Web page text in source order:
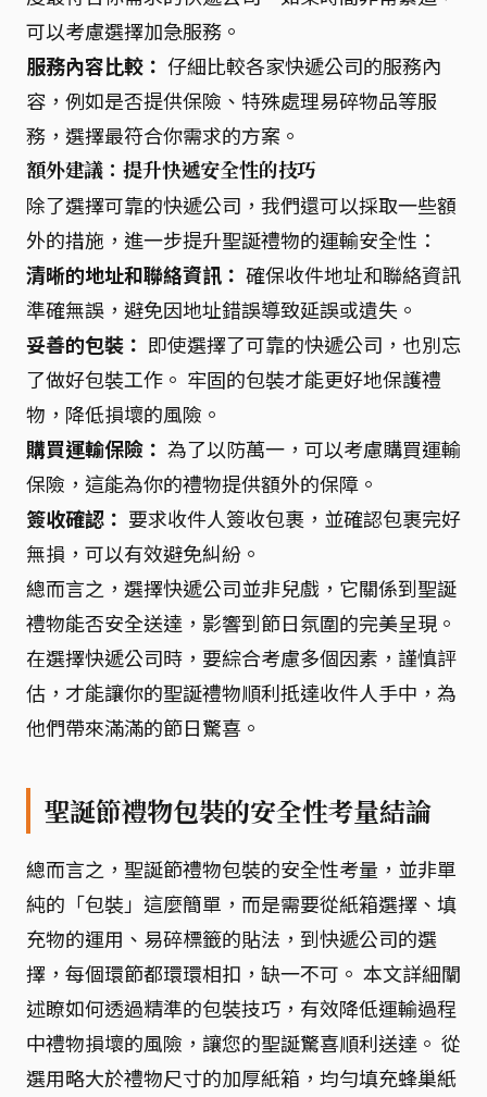
可以考慮選擇加急服務。
服務內容比較： 仔細比較各家快遞公司的服務內
容，例如是否提供保險、特殊處理易碎物品等服
務，選擇最符合你需求的方案。
額外建議：提升快遞安全性的技巧
除了選擇可靠的快遞公司，我們還可以採取一些額
外的措施，進一步提升聖誕禮物的運輸安全性：
清晰的地址和聯絡資訊： 確保收件地址和聯絡資訊
準確無誤，避免因地址錯誤導致延誤或遺失。
妥善的包裝： 即使選擇了可靠的快遞公司，也別忘
了做好包裝工作。 牢固的包裝才能更好地保護禮
物，降低損壞的風險。
購買運輸保險： 為了以防萬一，可以考慮購買運輸
保險，這能為你的禮物提供額外的保障。
簽收確認： 要求收件人簽收包裹，並確認包裹完好
無損，可以有效避免糾紛。
總而言之，選擇快遞公司並非兒戲，它關係到聖誕
禮物能否安全送達，影響到節日氛圍的完美呈現。
在選擇快遞公司時，要綜合考慮多個因素，謹慎評
估，才能讓你的聖誕禮物順利抵達收件人手中，為
他們帶來滿滿的節日驚喜。
聖誕節禮物包裝的安全性考量結論
總而言之，聖誕節禮物包裝的安全性考量，並非單
純的「包裝」這麼簡單，而是需要從紙箱選擇、填
充物的運用、易碎標籤的貼法，到快遞公司的選
擇，每個環節都環環相扣，缺一不可。 本文詳細闡
述瞭如何透過精準的包裝技巧，有效降低運輸過程
中禮物損壞的風險，讓您的聖誕驚喜順利送達。 從
選用略大於禮物尺寸的加厚紙箱，均勻填充蜂巢紙